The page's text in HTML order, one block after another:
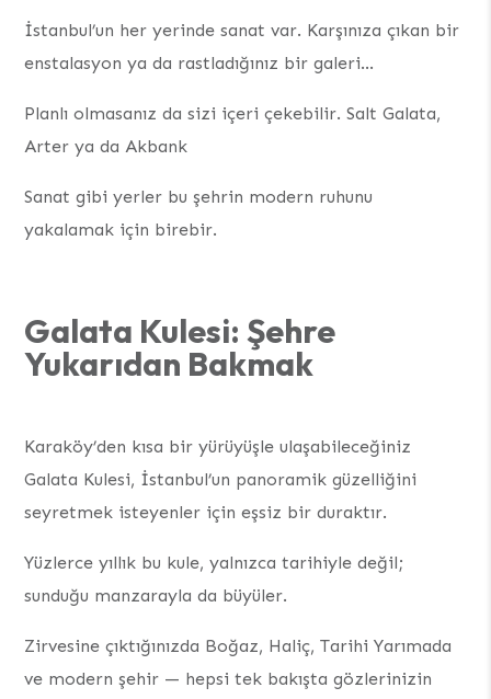
İstanbul’un her yerinde sanat var. Karşınıza çıkan bir
enstalasyon ya da rastladığınız bir galeri…
Planlı olmasanız da sizi içeri çekebilir. Salt Galata,
Arter ya da Akbank
Sanat gibi yerler bu şehrin modern ruhunu
yakalamak için birebir.
Galata Kulesi: Şehre
Yukarıdan Bakmak
Karaköy’den kısa bir yürüyüşle ulaşabileceğiniz
Galata Kulesi, İstanbul’un panoramik güzelliğini
seyretmek isteyenler için eşsiz bir duraktır.
Yüzlerce yıllık bu kule, yalnızca tarihiyle değil;
sunduğu manzarayla da büyüler.
Zirvesine çıktığınızda Boğaz, Haliç, Tarihi Yarımada
ve modern şehir — hepsi tek bakışta gözlerinizin